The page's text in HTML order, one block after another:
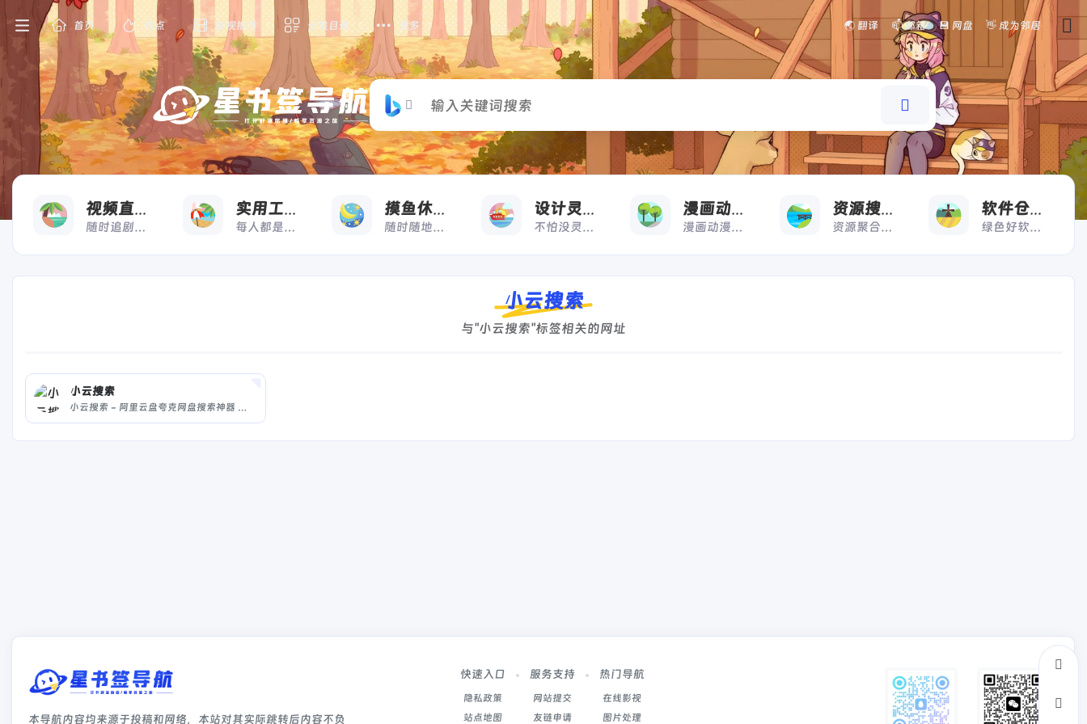
首页 热点 影视推荐 分类目录 更多 🌏 翻译 📫 邮箱 💾 网盘 👋 成为邻居
视频直播
随时追剧，想看就看
实用工具
每人都是高效打工人
摸鱼休闲
随时随地，想摸就摸
设计灵感
不怕没灵感，来借鉴
漫画动漫
漫画动漫一键直达
资源搜索
资源聚合搜索快人一步
软件仓库
绿色好软极速下载
小云搜索
与"小云搜索"标签相关的网址
小云搜索
小云搜索 - 阿里云盘夸克网盘搜索神器 独家蓝奏云搜索 | 网盘搜索引擎
本导航内容均来源于投稿和网络，本站对其实际跳转后内容不负
快速入口
隐私政策
站点地图
服务支持
网站提交
友链申请
热门导航
在线影视
图片处理